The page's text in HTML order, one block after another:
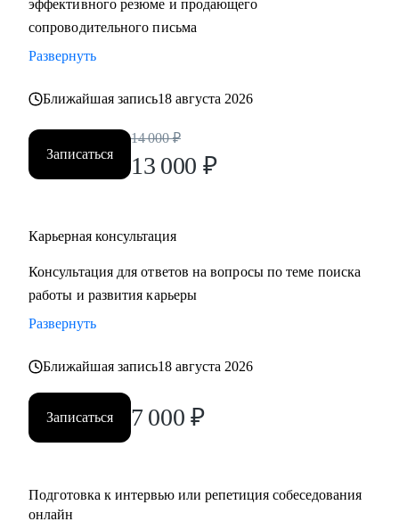
эффективного резюме и продающего
сопроводительного письма
Развернуть
Ближайшая запись18 августа 2026
Записаться
14 000 ₽
13 000 ₽
Карьерная консультация
Консультация для ответов на вопросы по теме поиска
работы и развития карьеры
Развернуть
Ближайшая запись18 августа 2026
Записаться 7 000 ₽
Подготовка к интервью или репетиция собеседования
онлайн